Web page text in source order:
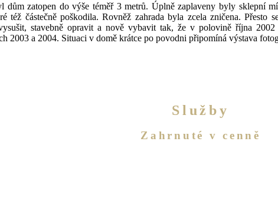
zatopen do výše téměř 3 metrů. Úplně zaplaveny byly sklepní
též částečně poškodila. Rovněž zahrada byla zcela zničena.
stavebně opravit a nově vybavit tak, že v polovině října
2003 a 2004. Situaci v domě krátce po povodni připomíná výstava
Služby
Zahrnuté v cenně